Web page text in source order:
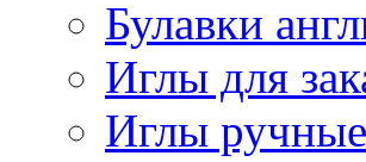
Булавки
Иглы для
Иглы ручные